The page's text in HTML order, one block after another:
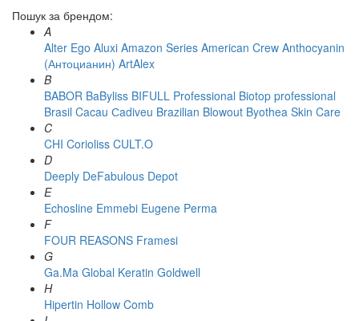
Пошук за брендом:
A
Alter Ego Aluxi Amazon Series American Crew Anthocyanin
(Антоцианин) ArtAlex
B
BABOR BaByliss BIFULL Professional Biotop professional
Brasil Cacau Сadiveu Brazilian Blowout Byothea Skin Care
C
CHI Corioliss CULT.O
D
Deeply DeFabulous Depot
E
Echosline Emmebi Eugene Perma
F
FOUR REASONS Framesi
G
Ga.Ma Global Keratin Goldwell
H
Hipertin Hollow Comb